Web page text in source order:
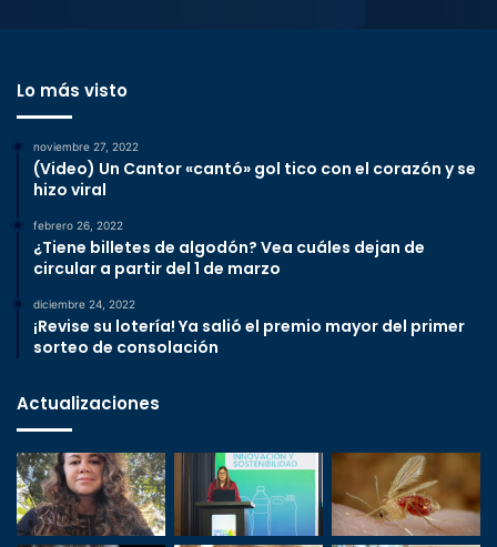
Lo más visto
noviembre 27, 2022
(Video) Un Cantor «cantó» gol tico con el corazón y se
hizo viral
febrero 26, 2022
¿Tiene billetes de algodón? Vea cuáles dejan de
circular a partir del 1 de marzo
diciembre 24, 2022
¡Revise su lotería! Ya salió el premio mayor del primer
sorteo de consolación
Actualizaciones